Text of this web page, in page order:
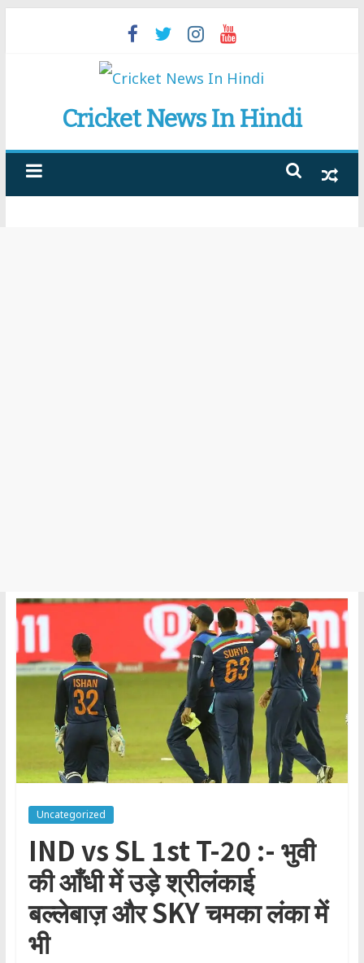
Cricket News In Hindi
Uncategorized
IND vs SL 1st T-20 :- भुवी
की आँधी में उड़े श्रीलंकाई
बल्लेबाज़ और SKY चमका लंका में
भी